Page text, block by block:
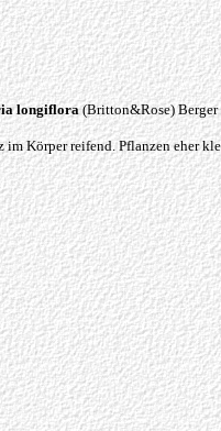
longiflora(Britton&Rose) Berger
Körper reifend. Pflanzen eher